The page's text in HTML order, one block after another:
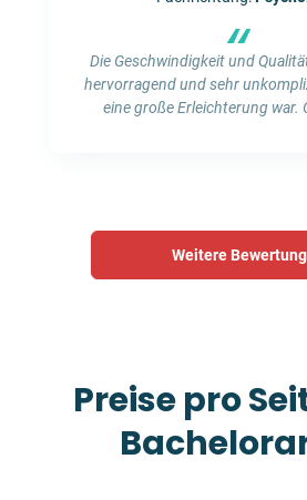
“
Die Geschwindigkeit und
hervorragend und sehr
eine große Erleichterung war.
Weitere
Preise pro